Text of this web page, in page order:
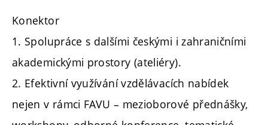
Konektor
1. Spolupráce s dalšími českými i zahraničními
akademickými prostory (ateliéry).
2. Efektivní využívání vzdělávacích nabídek
nejen v rámci FAVU – mezioborové přednášky,